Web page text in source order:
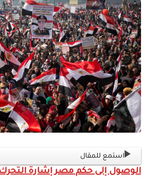
استمع للمقال
الوصول إلى حكم مصر إشارة التحرك: